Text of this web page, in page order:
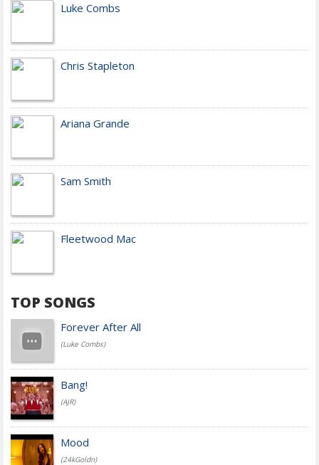
Luke Combs
Chris Stapleton
Ariana Grande
Sam Smith
Fleetwood Mac
TOP SONGS
Forever After All
(Luke Combs)
Bang!
(AJR)
Mood
(24kGoldn)